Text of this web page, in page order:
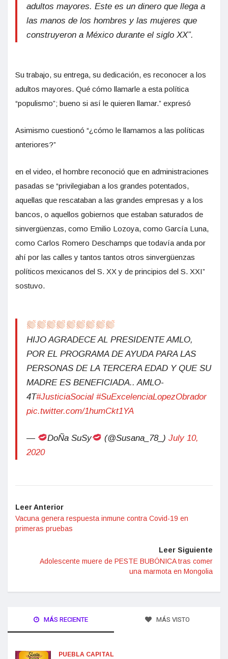
adultos mayores. Este es un dinero que llega a
las manos de los hombres y las mujeres que
construyeron a México durante el siglo XX”.
Su trabajo, su entrega, su dedicación, es reconocer a los
adultos mayores. Qué cómo llamarle a esta política
“populismo”; bueno si así le quieren llamar.” expresó
Asimismo cuestionó “¿cómo le llamamos a las políticas
anteriores?”
en el video, el hombre reconoció que en administraciones
pasadas se “privilegiaban a los grandes potentados,
aquellas que rescataban a las grandes empresas y a los
bancos, o aquellos gobiernos que estaban saturados de
sinvergüenzas, como Emilio Lozoya, como García Luna,
como Carlos Romero Deschamps que todavía anda por
ahí por las calles y tantos tantos otros sinvergüenzas
políticos mexicanos del S. XX y de principios del S. XXI”
sostuvo.
HIJO AGRADECE AL PRESIDENTE AMLO,
POR EL PROGRAMA DE AYUDA PARA LAS
PERSONAS DE LA TERCERA EDAD Y QUE SU
MADRE ES BENEFICIADA.. AMLO-
4T#JusticiaSocial #SuExcelenciaLopezObrador
pic.twitter.com/1humCkt1YA
— DoÑa SuSy (@Susana_78_) July 10,
2020
Leer Anterior
Vacuna genera respuesta inmune contra Covid-19 en
primeras pruebas
Leer Siguiente
Adolescente muere de PESTE BUBÓNICA tras comer
una marmota en Mongolia
MÁS RECIENTE MÁS VISTO
PUEBLA CAPITAL